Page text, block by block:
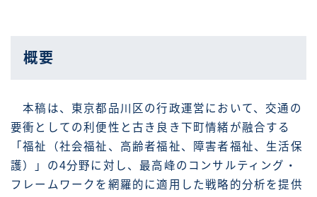
概要
本稿は、東京都品川区の行政運営において、交通の
要衝としての利便性と古き良き下町情緒が融合する
「福祉（社会福祉、高齢者福祉、障害者福祉、生活保
護）」の4分野に対し、最高峰のコンサルティング・
フレームワークを網羅的に適用した戦略的分析を提供